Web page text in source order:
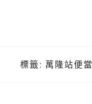
標籤: 萬隆站便當